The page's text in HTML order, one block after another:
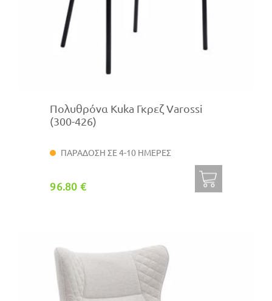
Πολυθρόνα Kuka Γκρεζ Varossi
(300-426)
ΠΑΡΑΔΟΣΗ ΣΕ 4-10 ΗΜΕΡΕΣ
96.80 €